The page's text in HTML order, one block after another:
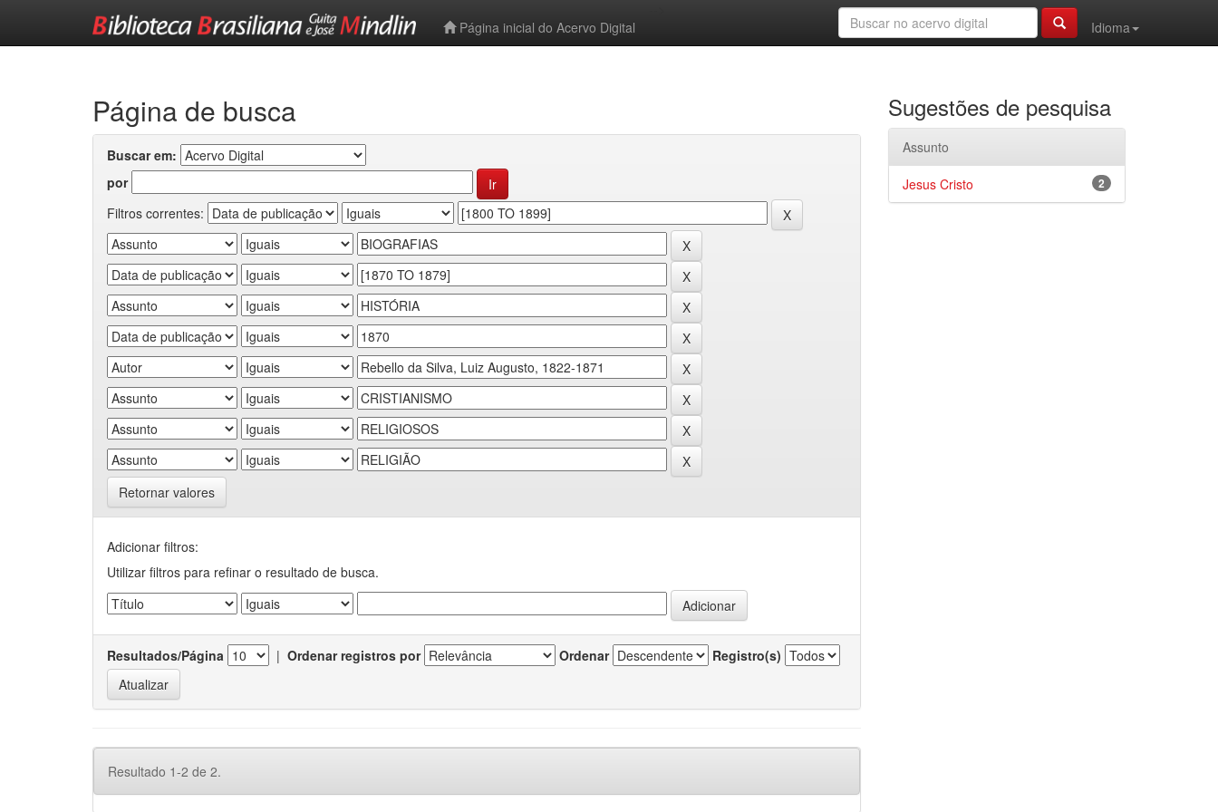
Página inicial do Acervo Digital
Idioma
Página de busca
Buscar em:
por
Filtros correntes:
Retornar valores
Adicionar filtros:
Utilizar filtros para refinar o resultado de busca.
Resultados/Página | Ordenar registros por Ordenar Registro(s)
Resultado 1-2 de 2.
Sugestões de pesquisa
Assunto
2
Jesus Cristo